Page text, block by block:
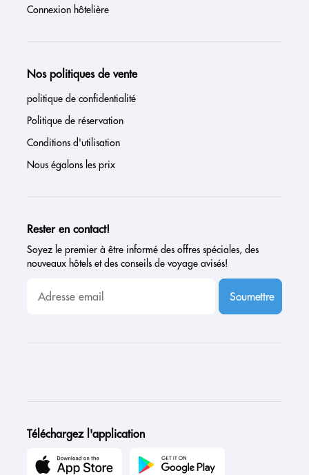
Connexion hôtelière
Nos politiques de vente
politique de confidentialité
Politique de réservation
Conditions d'utilisation
Nous égalons les prix
Rester en contact!
Soyez le premier à être informé des offres spéciales, des
nouveaux hôtels et des conseils de voyage avisés!
Soumettre
Téléchargez l'application